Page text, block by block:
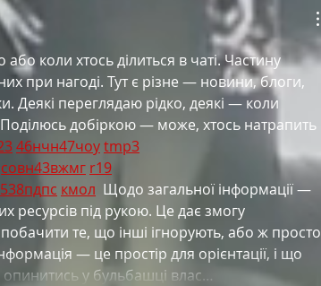
коли хтось ділиться в чаті. Частину
при нагоді. Тут є різне — новини, блоги,
Деякі переглядаю рідко, деякі — коли
добіркою — може, хтось натрапить
46нчн47чоуtmp3
совн43вжмг r19
38пдпс кмол
  Щодо загальної інформації —
ресурсів під рукою. Це дає змогу
те, що інші ігнорують, або ж просто
— це простір для орієнтації, і що
у бульбашці влас…